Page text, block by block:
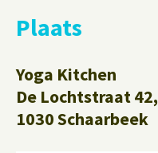
Plaats
Yoga Kitchen
De Lochtstraat 42,
1030 Schaarbeek